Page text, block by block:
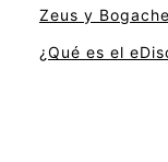
Zeus y
¿Qué es el